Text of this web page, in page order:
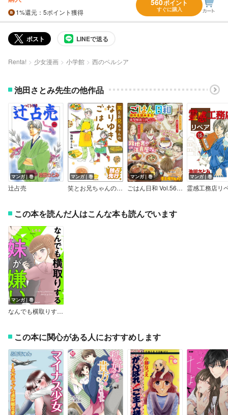
1%還元 ：5ポイント獲得
560ポイント
すぐに購入
ポスト LINEで送る
Renta! 少女漫画 小学館 西のペルシア
池田さとみ先生の他作品
マンガ｜巻
辻占売
マンガ｜巻
笑とお兄ちゃんのなりゆきごはん
マンガ｜巻
ごはん日和 Vol.56 路地裏の洋食屋さん
マンガ｜巻
霊感工務店リ
この本を読んだ人はこんな本も読んでいます
マンガ｜巻
なんでも横取りする妹が嫌い
この本に関心がある人におすすめします